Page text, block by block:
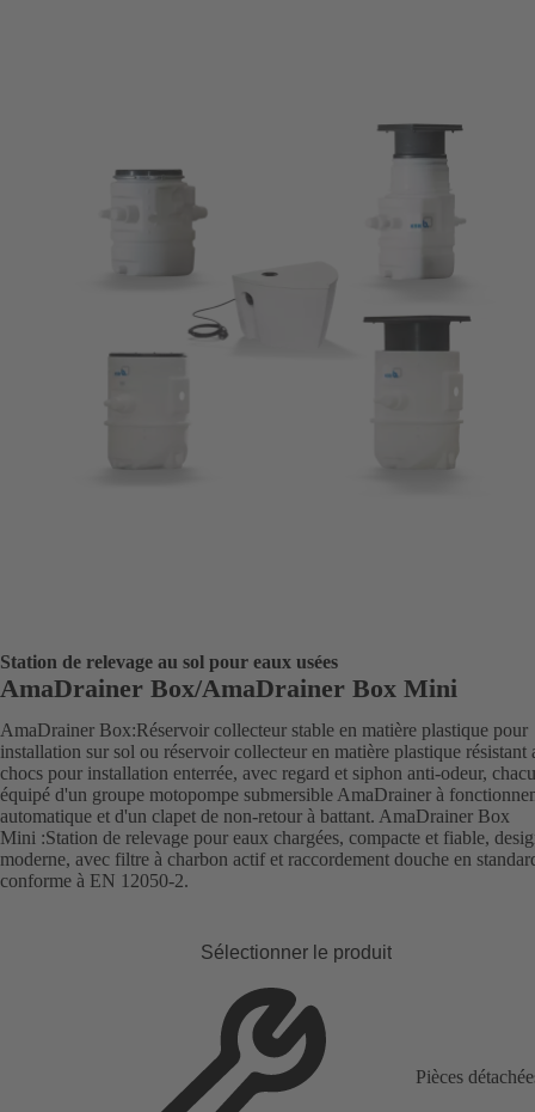
Station de relevage au sol pour eaux usées
AmaDrainer Box/AmaDrainer Box Mini
AmaDrainer Box:Réservoir collecteur stable en matière plastique pour
installation sur sol ou réservoir collecteur en matière plastique résistant
chocs pour installation enterrée, avec regard et siphon anti-odeur,
équipé d'un groupe motopompe submersible AmaDrainer à
automatique et d'un clapet de non-retour à battant. AmaDrainer Box
Mini :Station de relevage pour eaux chargées, compacte et fiable,
moderne, avec filtre à charbon actif et raccordement douche en
conforme à EN 12050-2.
Sélectionner le produit
Pièces